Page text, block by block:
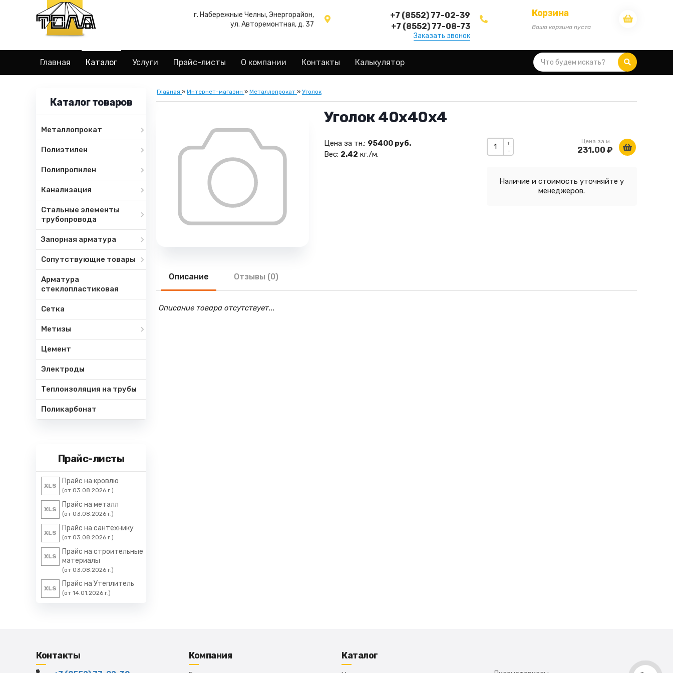
г. Набережные Челны, Энергорайон,
ул. Авторемонтная, д. 37
+7 (8552) 77-02-39
+7 (8552) 77-08-73
Заказать звонок
Корзина
Ваша корзина пуста
Главная Каталог Услуги Прайс-листы О компании Контакты Калькулятор
Каталог товаров
Металлопрокат
Полиэтилен
Полипропилен
Канализация
Стальные элементы
трубопровода
Запорная арматура
Сопутствующие товары
Арматура
стеклопластиковая
Сетка
Метизы
Цемент
Электроды
Теплоизоляция на трубы
Поликарбонат
Прайс-листы
XLS
Прайс на кровлю
(от 03.08.2026 г.)
XLS
Прайс на металл
(от 03.08.2026 г.)
XLS
Прайс на сантехнику
(от 03.08.2026 г.)
XLS
Прайс на строительные
материалы
(от 03.08.2026 г.)
XLS
Прайс на Утеплитель
(от 14.01.2026 г.)
Главная » Интернет-магазин » Металлопрокат » Уголок
Уголок 40х40х4
-
+ Цена за м.:
231.00 ₽
Наличие и стоимость уточняйте у
менеджеров.
Цена за тн.: 95400 руб.
Вес: 2.42 кг./м.
Описание Отзывы (0)
Описание товара отсутствует...
Контакты Компания Каталог